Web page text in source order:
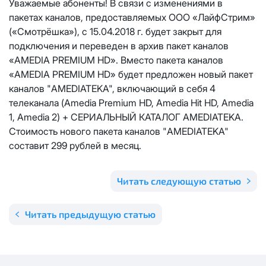
Уважаемые абоненты! В связи с изменениями в
пакетах каналов, предоставляемых ООО «ЛайфСтрим»
(«Смотрёшка»), с 15.04.2018 г. будет закрыт для
подключения и переведен в архив пакет каналов
«AMEDIA PREMIUM HD». Вместо пакета каналов
«AMEDIA PREMIUM HD» будет предложен новый пакет
каналов "AMEDIATEKA", включающий в себя 4
телеканала (Amedia Premium HD, Amedia Hit HD, Amedia
1, Amedia 2) + СЕРИАЛЬНЫЙ КАТАЛОГ AMEDIATEKA.
Стоимость нового пакета каналов "AMEDIATEKA"
составит 299 рублей в месяц.
Читать предыдущую статью
Читать следующую статью
Телевидение
Аренда оборудования
Отправить
Я даю согласие на обработку персональных данных
соответствии с
Политикой в отношении обработки
персональных данных
КС 300
НП20
КС 500
НП30
Стандарт
Email*
Адрес подключения *
Отправить
Политикой в отношении обработки
Email*
Отправить
Я даюсогласие на обработку персональных данных
соответствии с
Политикой в отношении обработки
персональных данных
последующее выделение публичного IP адреса с